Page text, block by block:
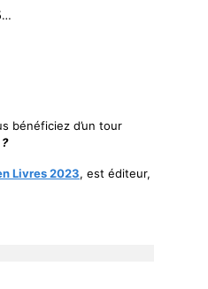
bénéficiez d’un tour
Livres 2023, est éditeur,